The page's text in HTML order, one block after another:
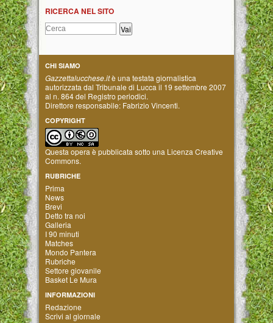
RICERCA NEL SITO
CHI SIAMO
Gazzettalucchese.itè una testata giornalistica
autorizzata dal Tribunale di Lucca il 19 settembre 2007
al n. 864 del Registro periodici.
Direttore responsabile: Fabrizio Vincenti.
COPYRIGHT
Questa opera è pubblicata sotto una Licenza Creative
Commons.
RUBRICHE
Prima
News
Brevi
Detto tra noi
Galleria
I 90 minuti
Matches
Mondo Pantera
Rubriche
Settore giovanile
Basket Le Mura
INFORMAZIONI
Redazione
Scrivi al giornale